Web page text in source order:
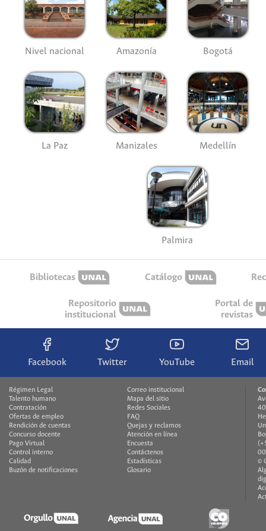
Nivel nacional Amazonía Bogotá
La Paz Manizales Medellín
Palmira
Bibliotecas Catálogo
Repositorio
institucional
Portal de
revistas
Facebook Twitter YouTube Email
Régimen Legal
Talento humano
Contratación
Ofertas de empleo
Rendición de cuentas
Concurso docente
Pago Virtual
Control interno
Calidad
Buzón de notificaciones
Correo institucional
Mapa del sitio
Redes Sociales
FAQ
Quejas y reclamos
Atención en línea
Encuesta
Contáctenos
Estadísticas
Glosario
©